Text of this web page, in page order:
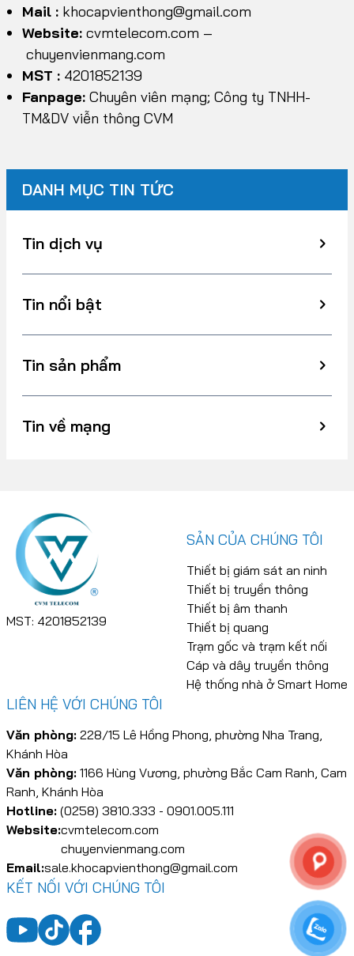
Mail : khocapvienthong@gmail.com
Website: cvmtelecom.com –
chuyenvienmang.com
MST : 4201852139
Fanpage: Chuyên viên mạng; Công ty TNHH-
TM&DV viễn thông CVM
DANH MỤC TIN TỨC
Tin dịch vụ
Tin nổi bật
Tin sản phẩm
Tin về mạng
MST: 4201852139
SẢN CỦA CHÚNG TÔI
Thiết bị giám sát an ninh
Thiết bị truyền thông
Thiết bị âm thanh
Thiết bị quang
Trạm gốc và trạm kết nối
Cáp và dây truyền thông
Hệ thống nhà ở Smart Home
LIÊN HỆ VỚI CHÚNG TÔI
Văn phòng: 228/15 Lê Hồng Phong, phường Nha Trang,
Khánh Hòa
Văn phòng: 1166 Hùng Vương, phường Bắc Cam Ranh, Cam
Ranh, Khánh Hòa
Hotline: (0258) 3810.333 - 0901.005.111
Website:cvmtelecom.com
chuyenvienmang.com
Email:sale.khocapvienthong@gmail.com
KẾT NỐI VỚI CHÚNG TÔI